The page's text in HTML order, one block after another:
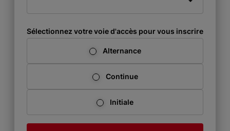
Sélectionnez votre voie d'accès pour vous inscrire
Alternance
Continue
Initiale